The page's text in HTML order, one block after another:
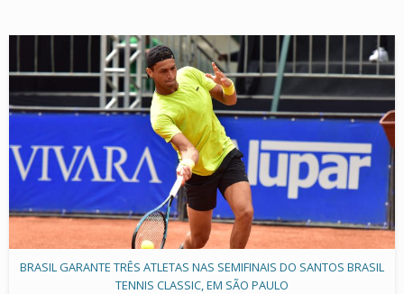
BRASIL GARANTE TRÊS ATLETAS NAS SEMIFINAIS DO SANTOS BRASIL
TENNIS CLASSIC, EM SÃO PAULO